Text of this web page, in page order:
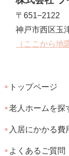
〒651−2122
神戸市西区玉
（ここから地
トップページ
老人ホームを探
入居にかかる費
よくあるご質問